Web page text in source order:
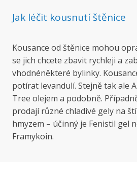
Jak léčit kousnutí štěnice
Kousance od štěnice mohou
se jich chcete zbavit rychleji a
vhodnéněkteré bylinky.
potírat levandulí. Stejně tak ale
Tree olejem a podobně.
prodají různé chladivé gely na
hmyzem – účinný je Fenistil gel
Framykoin.